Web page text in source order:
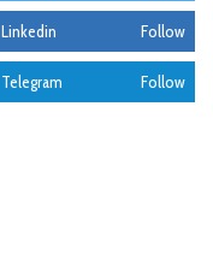
Linkedin Follow
Telegram Follow